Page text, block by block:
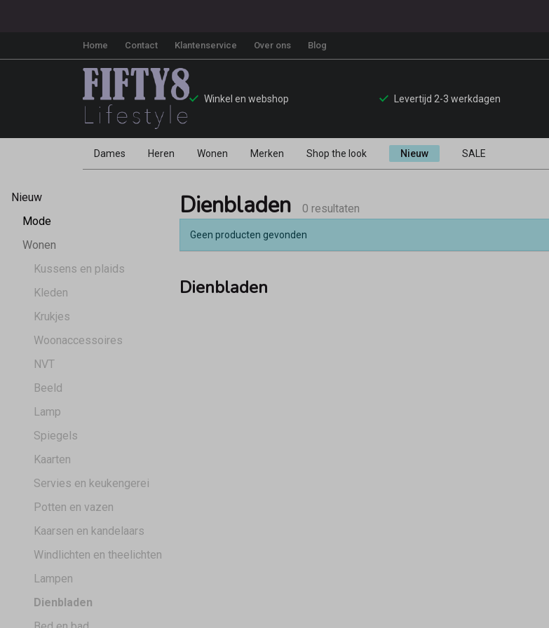
Home Contact Klantenservice Over ons Blog
Winkel en webshop Levertijd 2-3 werkdagen
Dames Heren Wonen Merken Shop the look Nieuw SALE
Dienbladen
Fifty8
Nieuw
Mode
Wonen
Kussens en plaids
Kleden
Krukjes
Woonaccessoires
NVT
Beeld
Lamp
Spiegels
Kaarten
Servies en keukengerei
Potten en vazen
Kaarsen en kandelaars
Windlichten en theelichten
Lampen
Dienbladen
Dienbladen 0 resultaten
Geen producten gevonden
Dienbladen